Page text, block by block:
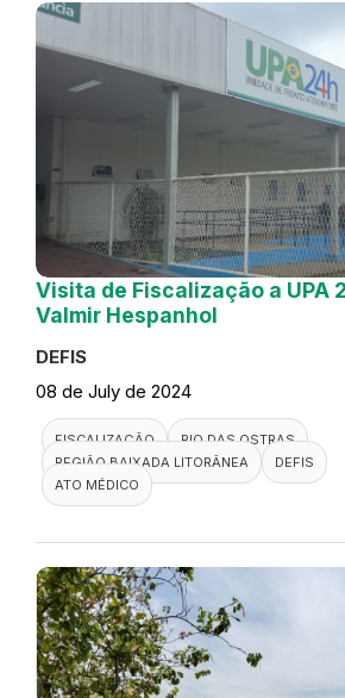
Visita de Fiscalização a UPA
Valmir Hespanhol
DEFIS
08 de July de 2024
FISCALIZAÇÃO
RIO DAS OSTRAS
REGIÃO BAIXADA LITORÂNEA
DEFIS
ATO MÉDICO